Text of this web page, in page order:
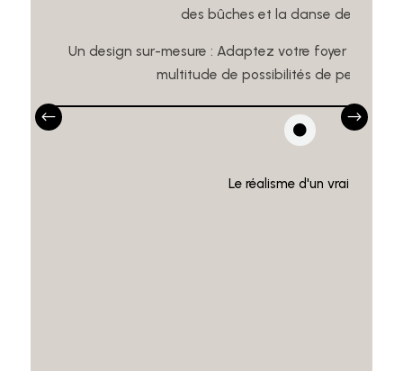
Le réalisme d'un vrai feu
des bûches et la danse des
Un design sur-mesure : Adaptez votre foyer à votre
multitude de possibilités de